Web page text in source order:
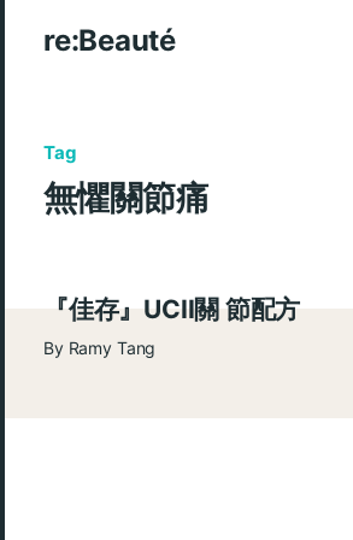
re:Beauté
Tag
無懼關節痛
『佳存』UCII關 節配方
By Ramy Tang